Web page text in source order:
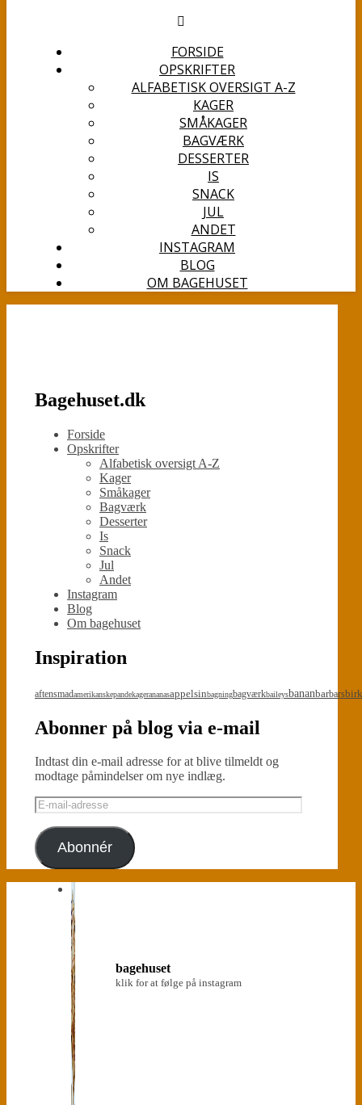
FORSIDE
OPSKRIFTER
ALFABETISK OVERSIGT A-Z
KAGER
SMÅKAGER
BAGVÆRK
DESSERTER
IS
SNACK
JUL
ANDET
INSTAGRAM
BLOG
OM BAGEHUSET
Bagehuset.dk
Forside
Opskrifter
Alfabetisk oversigt A-Z
Kager
Småkager
Bagværk
Desserter
Is
Snack
Jul
Andet
Instagram
Blog
Om bagehuset
Inspiration
aftensmadamerikanskepandekagerananasappelsinbagningbagværkbaileysbananbarbars
Abonner på blog via e-mail
Indtast din e-mail adresse for at blive tilmeldt og
modtage påmindelser om nye indlæg.
E-
mail-
adresse
Abonnér
bagehuset
klik for at følge på instagram